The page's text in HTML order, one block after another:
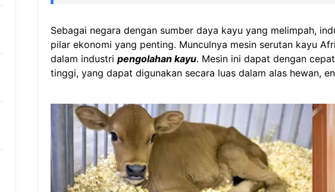
Sebagai negara dengan sumber daya kayu yang melimpah,
pilar ekonomi yang penting. Munculnya mesin serutan kayu
dalam industri pengolahan kayu. Mesin ini dapat dengan
tinggi, yang dapat digunakan secara luas dalam alas hewan,